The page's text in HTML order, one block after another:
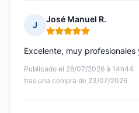
J
José Manuel R.
Nota: 5 de 5
Publicado el 28/07/2026 à 14h44
tras una compra de 23/07/2026
Excelente, muy